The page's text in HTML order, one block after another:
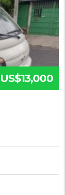
US$13,000